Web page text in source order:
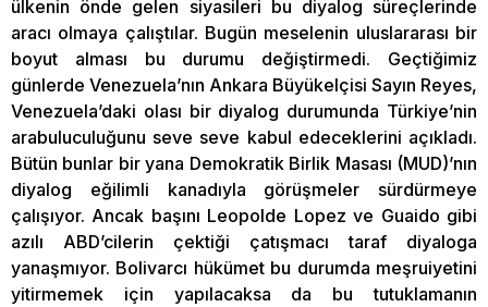
ülkenin önde gelen siyasileri bu diyalog süreçlerinde
aracı olmaya çalıştılar. Bugün meselenin uluslararası bir
boyut alması bu durumu değiştirmedi. Geçtiğimiz
günlerde Venezuela’nın Ankara Büyükelçisi Sayın Reyes,
Venezuela’daki olası bir diyalog durumunda Türkiye’nin
arabuluculuğunu seve seve kabul edeceklerini açıkladı.
Bütün bunlar bir yana Demokratik Birlik Masası (MUD)’nın
diyalog eğilimli kanadıyla görüşmeler sürdürmeye
çalışıyor. Ancak başını Leopolde Lopez ve Guaido gibi
azılı ABD’cilerin çektiği çatışmacı taraf diyaloga
yanaşmıyor. Bolivarcı hükümet bu durumda meşruiyetini
yitirmemek için yapılacaksa da bu tutuklamanın